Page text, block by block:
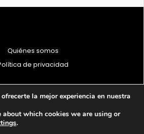
Quiénes somos
de privacidad
- Todos los derechos reservados
la mejor experiencia en nuestra
about which cookies we are using or
.